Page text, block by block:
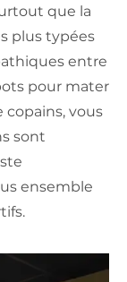
que la
plus typées
entre
pour mater
vous
sont
ensemble